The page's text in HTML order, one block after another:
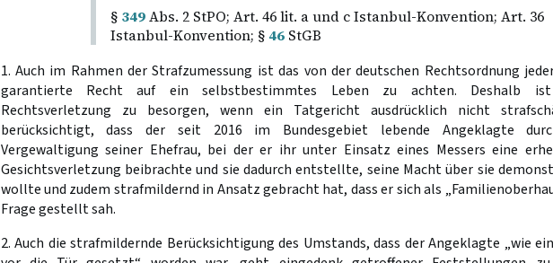
§ 349Abs. 2 StPO; Art. 46 lit. a und c Istanbul-Konvention; Art. 36
Istanbul-Konvention; § 46StGB
1. Auch im Rahmen der Strafzumessung ist das von der deutschen Rechtsordnung
garantierte Recht auf ein selbstbestimmtes Leben zu achten. Deshalb
Rechtsverletzung zu besorgen, wenn ein Tatgericht ausdrücklich nicht
berücksichtigt, dass der seit 2016 im Bundesgebiet lebende Angeklagte
Vergewaltigung seiner Ehefrau, bei der er ihr unter Einsatz eines Messers eine
Gesichtsverletzung beibrachte und sie dadurch entstellte, seine Macht über sie
wollte und zudem strafmildernd in Ansatz gebracht hat, dass er sich als
Frage gestellt sah.
2. Auch die strafmildernde Berücksichtigung des Umstands, dass der Angeklagte „wie